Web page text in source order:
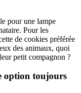
pour une lampe
Pour les
de cookies préférée
des animaux, quoi
petit compagnon ?
option toujours